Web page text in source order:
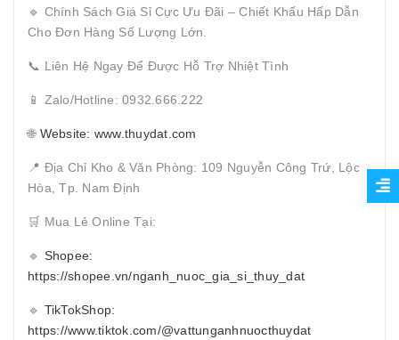
🔹 Chính Sách Giá Sỉ Cực Ưu Đãi – Chiết Khấu Hấp Dẫn
Cho Đơn Hàng Số Lượng Lớn.
📞 Liên Hệ Ngay Để Được Hỗ Trợ Nhiệt Tình
📱 Zalo/Hotline: 0932.666.222
🌐 Website: www.thuydat.com
📍 Địa Chỉ Kho & Văn Phòng: 109 Nguyễn Công Trứ, Lộc
Hòa, Tp. Nam Định
🛒 Mua Lẻ Online Tại:
🔹 Shopee:
https://shopee.vn/nganh_nuoc_gia_si_thuy_dat
🔹 TikTokShop:
https://www.tiktok.com/@vattunganhnuocthuydat